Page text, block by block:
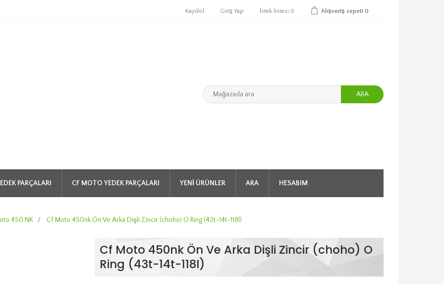
Kaydol Giriş Yap İstek listesi 0 Alışveriş sepeti 0
ARA
PARÇALARI CF MOTO YEDEK PARÇALARI YENI ÜRÜNLER ARA HESABIM
450 NK / Cf Moto 450nk Ön Ve Arka Dişli Zincir (choho) O Ring (43t-14t-118l)
Cf Moto 450nk Ön Ve Arka Dişli Zincir (choho) O
Ring (43t-14t-118l)